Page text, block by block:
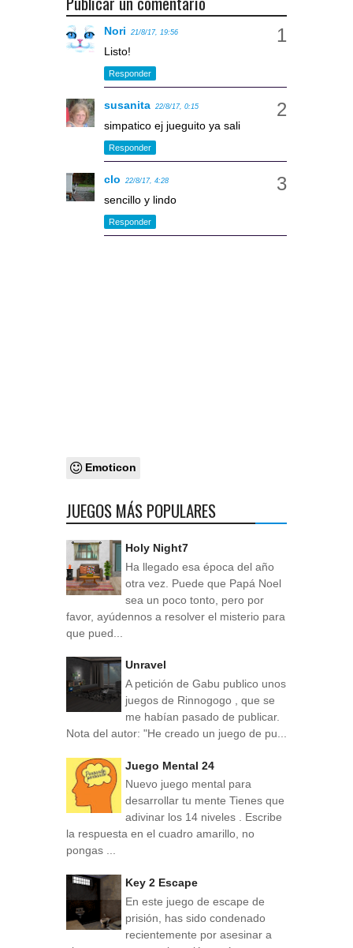
Nori 21/8/17, 19:56
Listo!
Responder
susanita 22/8/17, 0:15
simpatico ej jueguito ya sali
Responder
clo 22/8/17, 4:28
sencillo y lindo
Responder
Emoticon
JUEGOS MÁS POPULARES
Holy Night7
Ha llegado esa época del año
otra vez. Puede que Papá Noel
sea un poco tonto, pero por
favor, ayúdennos a resolver el misterio para
que pued...
Unravel
A petición de Gabu publico unos
juegos de Rinnogogo , que se
me habían pasado de publicar.
Nota del autor: "He creado un juego de pu...
Juego Mental 24
Nuevo juego mental para
desarrollar tu mente Tienes que
adivinar los 14 niveles . Escribe
la respuesta en el cuadro amarillo, no
pongas ...
Key 2 Escape
En este juego de escape de
prisión, has sido condenado
recientemente por asesinar a